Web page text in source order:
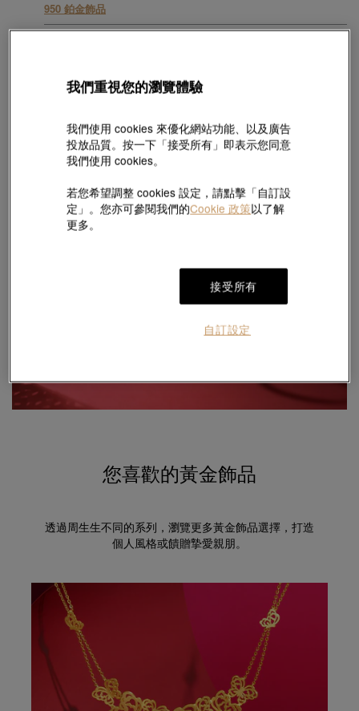
950 鉑金飾品
賣出價
2,764
最後更新時間:08/08/2026 09:15:00
*計價黃鉑金飾品之交易需收取2%佣金。
美元 $價格是根據周生生的港幣金價計算，並使用周生生的外匯匯率進行兌
您喜歡的黃金飾品
透過周生生不同的系列，瀏覽更多黃金飾品選擇，打造
個人風格或饋贈摯愛親朋。
我們重視您的瀏覽體驗
我們使用 cookies 來優化網站功能、以及廣告
投放品質。按一下「接受所有」即表示您同意
我們使用 cookies。
若您希望調整 cookies 設定，請點擊「自訂設
定」。您亦可參閱我們的Cookie 政策以了解
更多。
接受所有
自訂設定